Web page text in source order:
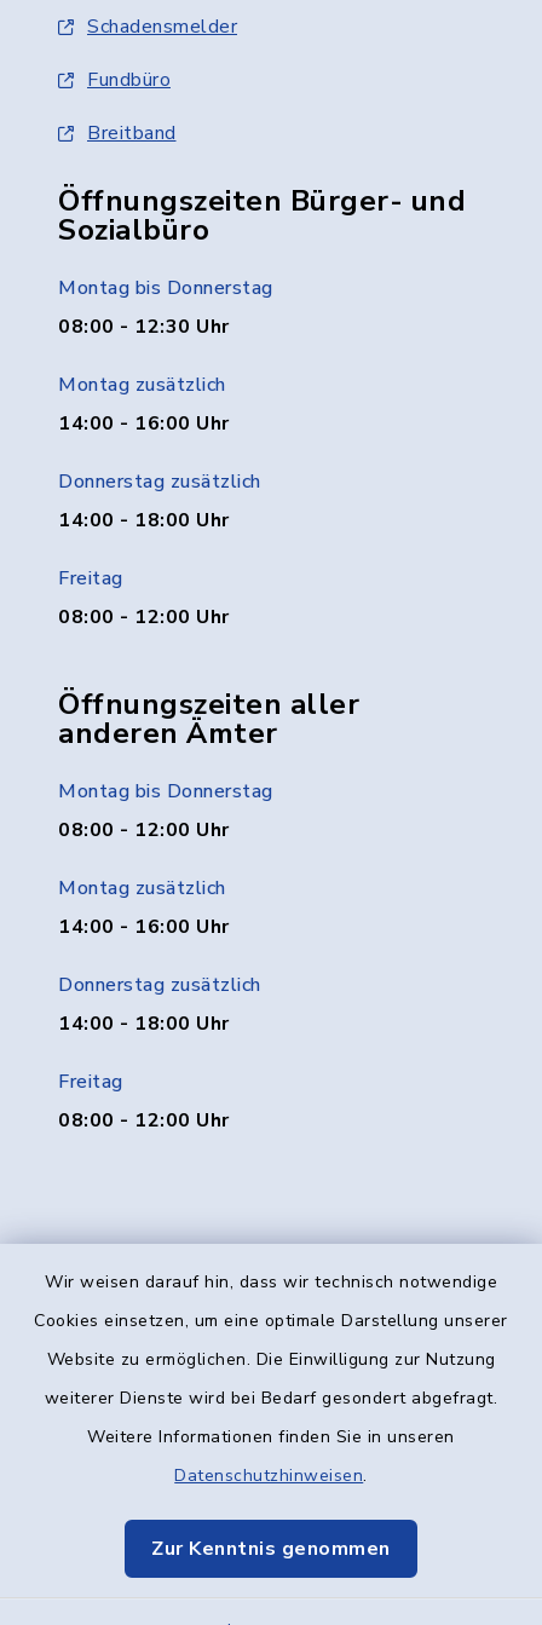
Wir weisen darauf hin, dass wir technisch notwendige
Cookies einsetzen, um eine optimale Darstellung unserer
Website zu ermöglichen. Die Einwilligung zur Nutzung
weiterer Dienste wird bei Bedarf gesondert abgefragt.
Weitere Informationen finden Sie in unseren
Datenschutzhinweisen.
Zur Kenntnis genommen
Schadensmelder
Fundbüro
Breitband
Öffnungszeiten Bürger- und
Sozialbüro
Montag bis Donnerstag
08:00 - 12:30 Uhr
Montag zusätzlich
14:00 - 16:00 Uhr
Donnerstag zusätzlich
14:00 - 18:00 Uhr
Freitag
08:00 - 12:00 Uhr
Öffnungszeiten aller
anderen Ämter
Montag bis Donnerstag
08:00 - 12:00 Uhr
Montag zusätzlich
14:00 - 16:00 Uhr
Donnerstag zusätzlich
14:00 - 18:00 Uhr
Freitag
08:00 - 12:00 Uhr
Kontakt
Datenschutz
Elektronische Kommunikation